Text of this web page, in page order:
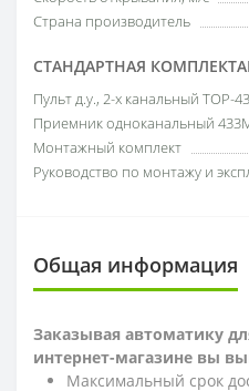
Страна производитель
СТАНДАРТНАЯ
Пульт д.у., 2-х канальный TOP-
Приемник одноканальный
Монтажный комплект
Руководство по монтажу и
Общая информация
Заказывая автоматику
интернет-магазине вы
Максимальный срок